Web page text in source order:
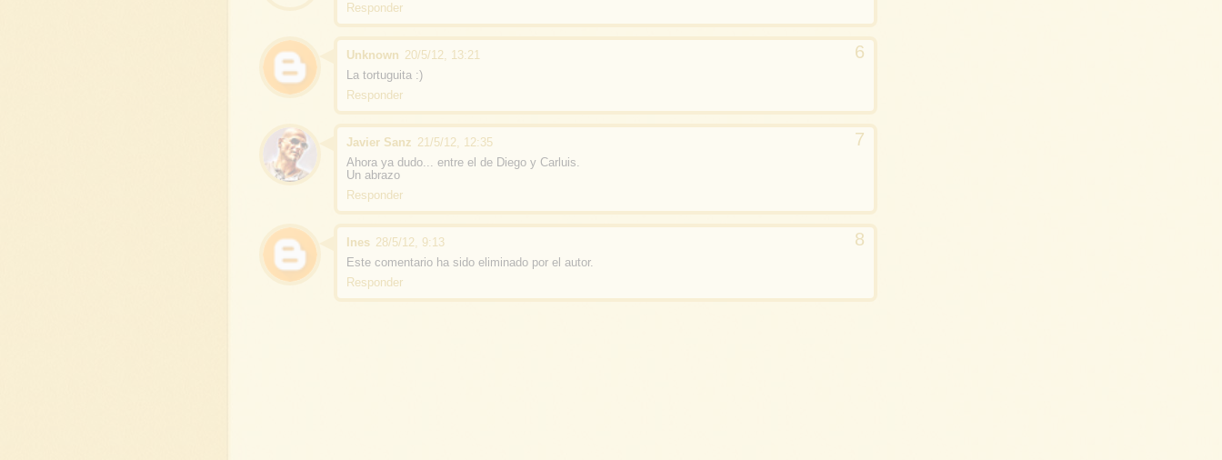
Responder
Unknown 20/5/12, 13:21
La tortuguita :)
Responder
Javier Sanz 21/5/12, 12:35
Ahora ya dudo... entre el de Diego y Carluis.
Un abrazo
Responder
Ines 28/5/12, 9:13
Este comentario ha sido eliminado por el autor.
Responder